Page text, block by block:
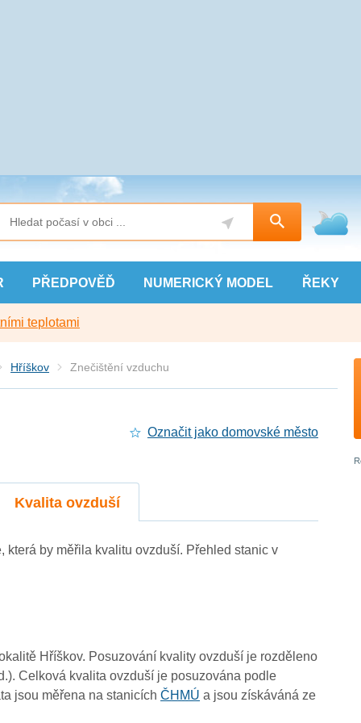
PŘEDPOVĚĎ NUMERICKÝ MODEL ŘEKY
teplotami
Hříškov Znečištění vzduchu
Označit jako domovské město
Kvalita ovzduší
by měřila kvalitu ovzduší. Přehled stanic v
Hříškov. Posuzování kvality ovzduší je rozděleno
Celková kvalita ovzduší je posuzována podle
jsou měřena na stanicíchČHMÚ a jsou získáváná ze
4
3